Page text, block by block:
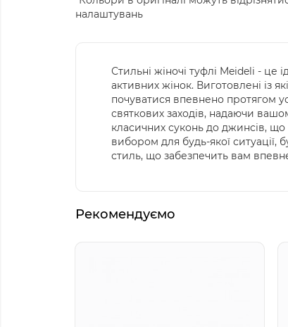
налаштувань
Стильні жіночі туфлі Meideli - це
активних жінок. Виготовлені із
почуватися впевнено протягом
святкових заходів, надаючи
класичних суконь до джинсів,
вибором для будь-якої ситуації,
стиль, що забезпечить вам
Рекомендуємо